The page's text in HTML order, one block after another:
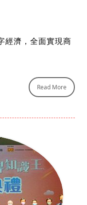
經濟，全面實現商
Read More